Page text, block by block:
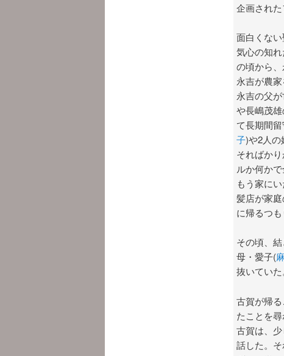
企画され
面白くない
気心の知
の頃から、
永吉が農
永吉の父
や長嶋茂
て長期間
子)や2人の
そればか
ルか何か
もう家に
髪店が家
に帰るつ
その頃、
母・愛子(
抜いていた
古賀が帰
たことを尋
古賀は、
話した。